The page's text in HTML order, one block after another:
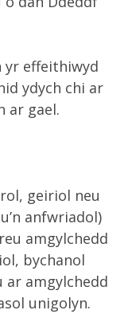
yr effeithiwyd
ydych chi ar
ar gael.
geiriol neu
anfwriadol)
amgylchedd
bychanol
ar amgylchedd
unigolyn.